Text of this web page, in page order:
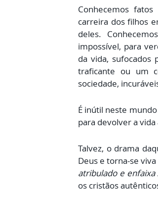
Conhecemos
carreira dos filhos
deles.
impossível, para
da vida, sufocados
traficante ou um
sociedade,
É inútil neste
para devolver a
Talvez, o drama
Deus e torna-se
atribulado e enfaixa
os cristãos